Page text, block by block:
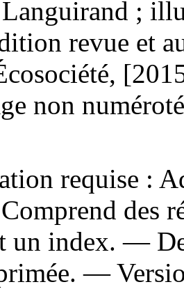
Languirand ;
revue et
non
requise :
des
un index. —
—